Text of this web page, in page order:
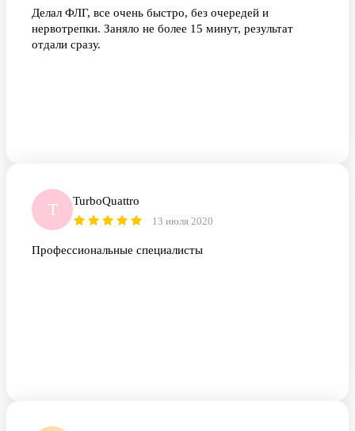
Делал ФЛГ, все очень быстро, без очередей и
нервотрепки. Заняло не более 15 минут, результат
отдали сразу.
T TurboQuattro
13 июля 2020
Профессиональные специалисты